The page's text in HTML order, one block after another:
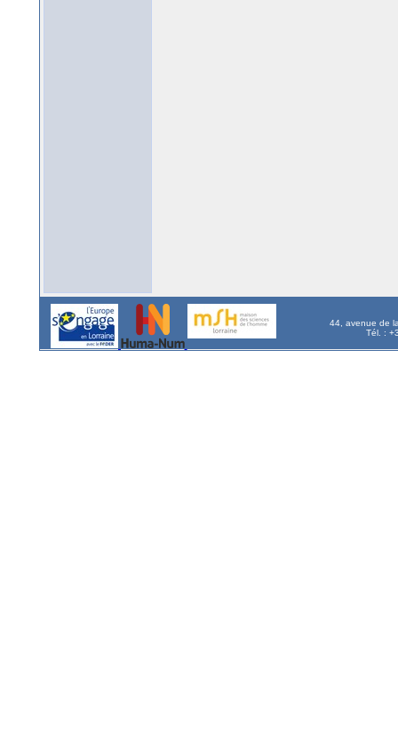
44, avenue de
Tél. :